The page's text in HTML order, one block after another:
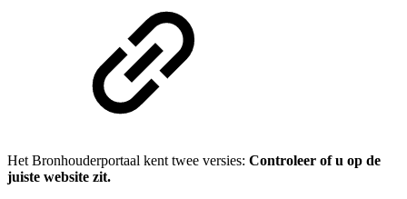
Het Bronhouderportaal kent twee versies: Controleer of u op de
juiste website zit.